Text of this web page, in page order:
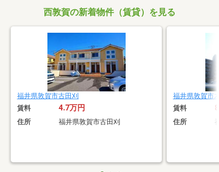
西敦賀の新着物件（賃貸）を見る
福井県敦賀市古田刈
賃料 4.7万円
住所 福井県敦賀市古田刈
福井県敦賀市
賃料
住所